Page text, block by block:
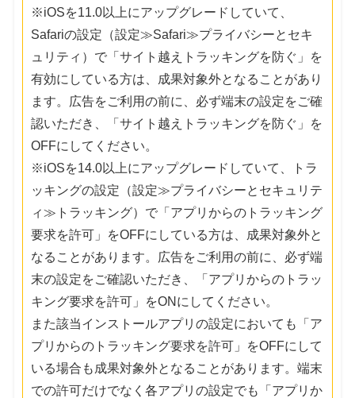
※iOSを11.0以上にアップグレードしていて、
Safariの設定（設定≫Safari≫プライバシーとセキ
ュリティ）で「サイト越えトラッキングを防ぐ」を
有効にしている方は、成果対象外となることがあり
ます。広告をご利用の前に、必ず端末の設定をご確
認いただき、「サイト越えトラッキングを防ぐ」を
OFFにしてください。
※iOSを14.0以上にアップグレードしていて、トラ
ッキングの設定（設定≫プライバシーとセキュリテ
ィ≫トラッキング）で「アプリからのトラッキング
要求を許可」をOFFにしている方は、成果対象外と
なることがあります。広告をご利用の前に、必ず端
末の設定をご確認いただき、「アプリからのトラッ
キング要求を許可」をONにしてください。
また該当インストールアプリの設定においても「ア
プリからのトラッキング要求を許可」をOFFにして
いる場合も成果対象外となることがあります。端末
での許可だけでなく各アプリの設定でも「アプリか